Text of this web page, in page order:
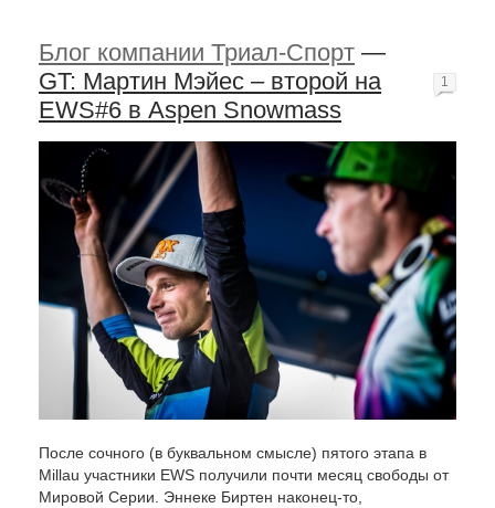
Блог компании Триал-Спорт —
GT: Мартин Мэйес – второй на
EWS#6 в Aspen Snowmass
После сочного (в буквальном смысле) пятого этапа в
Millau участники EWS получили почти месяц свободы от
Мировой Серии. Эннеке Биртен наконец-то,
1